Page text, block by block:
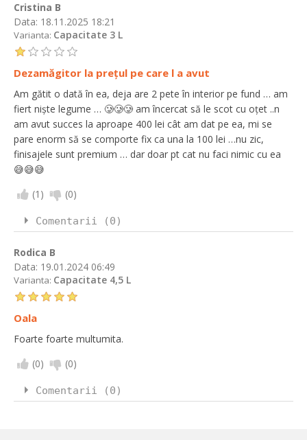
Cristina B
Data: 18.11.2025 18:21
Varianta: Capacitate 3 L
Dezamăgitor la prețul pe care l a avut
Am gătit o dată în ea, deja are 2 pete în interior pe fund … am
fiert niște legume … 🥲🥲🥲 am încercat să le scot cu oțet ..n
am avut succes la aproape 400 lei cât am dat pe ea, mi se
pare enorm să se comporte fix ca una la 100 lei …nu zic,
finisajele sunt premium … dar doar pt cat nu faci nimic cu ea
😅😅😅
(1 ) (0)
Comentarii (0)
Rodica B
Data: 19.01.2024 06:49
Varianta: Capacitate 4,5 L
Oala
Foarte foarte multumita.
(0) (0)
Comentarii (0)